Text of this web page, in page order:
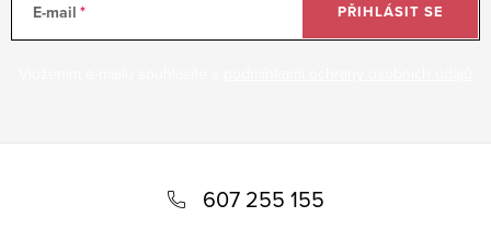
E-mail PŘIHLÁSIT SE
607 255 155